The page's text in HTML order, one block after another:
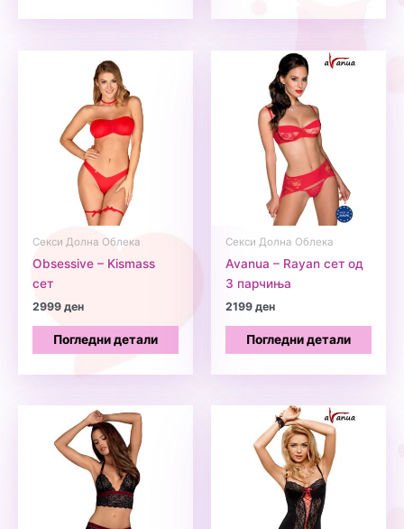
Секси Долна Облека
Obsessive – Kismass
сет
2999ден
Погледни детали
Секси Долна Облека
Avanua – Rayan сет од
3 парчиња
2199ден
Погледни детали